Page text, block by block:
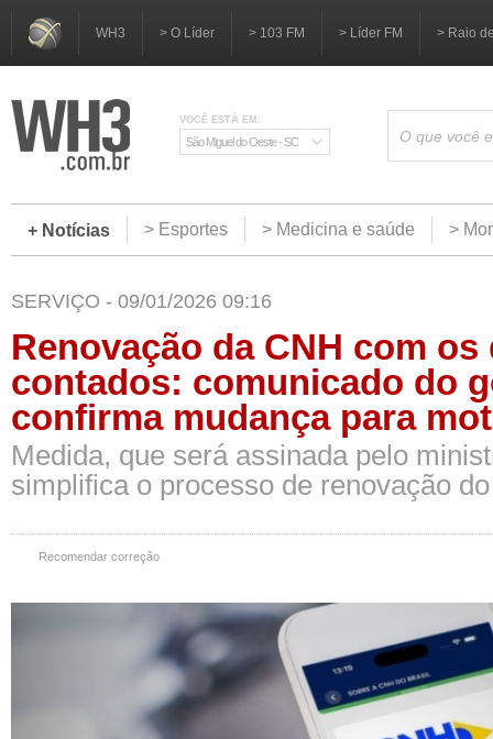
WH3 > O Líder > 103 FM > Líder FM > Raio
VOCÊ ESTÁ EM:
São Miguel do Oeste - SC
+ Notícias > Esportes > Medicina e saúde >
SERVIÇO - 09/01/2026 09:16
Renovação da CNH com os
contados: comunicado do
confirma mudança para
Medida, que será assinada pelo
simplifica o processo de renovação
Recomendar correção